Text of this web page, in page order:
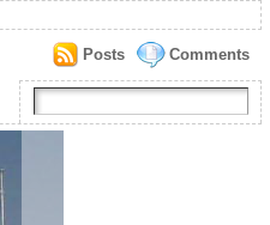
Comments
Posts